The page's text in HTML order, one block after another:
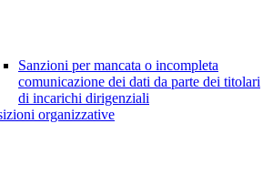
Sanzioni per mancata o incompleta
comunicazione dei dati da parte dei titolari
di incarichi dirigenziali
organizzative